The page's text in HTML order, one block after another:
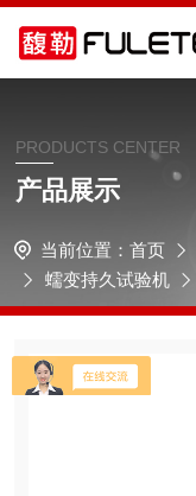
PRODUCTS CENTER
产品展示
当前位置： 首页
蠕变持久试验机
验机